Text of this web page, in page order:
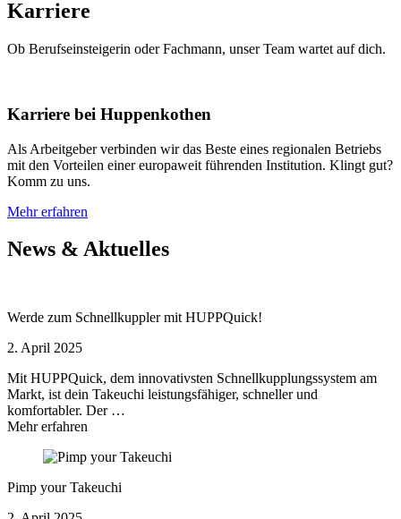
Karriere
Ob Berufseinsteigerin oder Fachmann, unser Team wartet auf dich.
Karriere bei Huppenkothen
Als Arbeitgeber verbinden wir das Beste eines regionalen Betriebs
mit den Vorteilen einer europaweit führenden Institution. Klingt gut?
Komm zu uns.
Mehr erfahren
News & Aktuelles
Werde zum Schnellkuppler mit HUPPQuick!
2. April 2025
Mit HUPPQuick, dem innovativsten Schnell­kupplungs­system am
Markt, ist dein Takeuchi leistungsfähiger, schneller und
komfortabler. Der …
Mehr erfahren
Pimp your Takeuchi